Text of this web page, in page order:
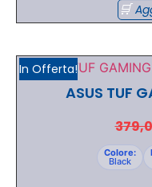
In Offerta!
ASUS TUF
Colore:
Black